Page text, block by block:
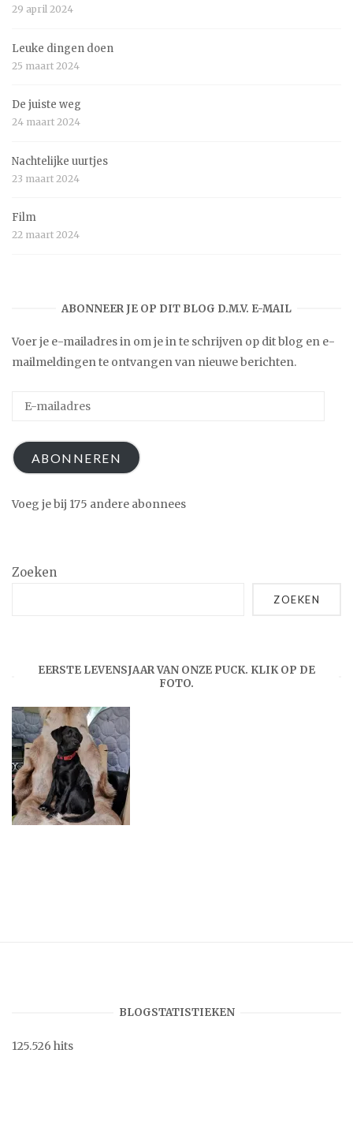
29 april 2024
Leuke dingen doen
25 maart 2024
De juiste weg
24 maart 2024
Nachtelijke uurtjes
23 maart 2024
Film
22 maart 2024
ABONNEER JE OP DIT BLOG D.M.V. E-MAIL
Voer je e-mailadres in om je in te schrijven op dit blog en e-
mailmeldingen te ontvangen van nieuwe berichten.
ABONNEREN
Voeg je bij 175 andere abonnees
Zoeken
ZOEKEN
EERSTE LEVENSJAAR VAN ONZE PUCK. KLIK OP DE
FOTO.
BLOGSTATISTIEKEN
125.526 hits